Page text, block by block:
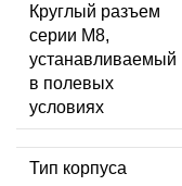
Круглый разъем
серии M8,
устанавливаемый
в полевых
условиях
Тип корпуса